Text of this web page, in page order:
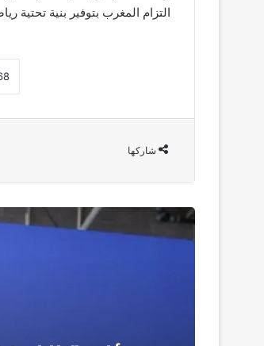
التزام المغرب بتوفير بنية تحتية
شاركها